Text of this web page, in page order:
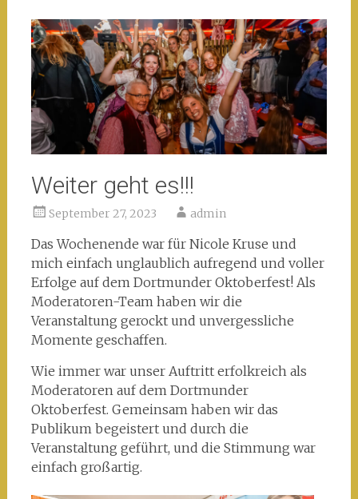
Weiter geht es!!!
September 27, 2023 admin
Das Wochenende war für Nicole Kruse und
mich einfach unglaublich aufregend und voller
Erfolge auf dem Dortmunder Oktoberfest! Als
Moderatoren-Team haben wir die
Veranstaltung gerockt und unvergessliche
Momente geschaffen.
Wie immer war unser Auftritt erfolkreich als
Moderatoren auf dem Dortmunder
Oktoberfest. Gemeinsam haben wir das
Publikum begeistert und durch die
Veranstaltung geführt, und die Stimmung war
einfach großartig.